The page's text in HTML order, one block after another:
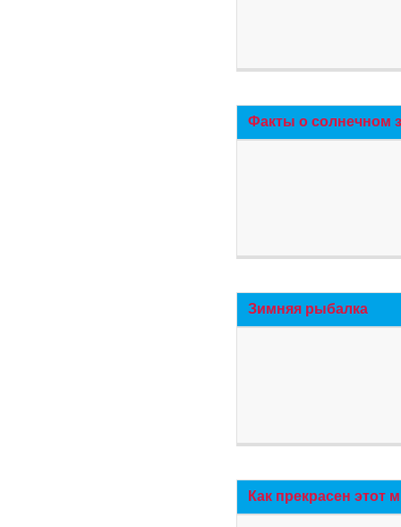
Факты о солнечном
Зимняя рыбалка
Как прекрасен этот